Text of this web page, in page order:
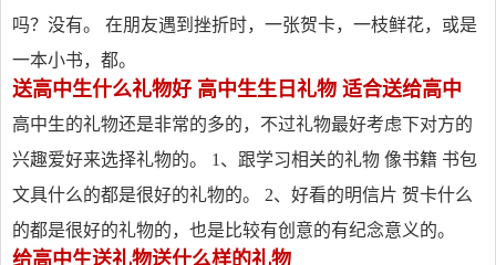
吗？没有。 在朋友遇到挫折时，一张贺卡，一枝鲜花，或是
一本小书，都。
送高中生什么礼物好 高中生生日礼物 适合送给高中
高中生的礼物还是非常的多的，不过礼物最好考虑下对方的
兴趣爱好来选择礼物的。 1、跟学习相关的礼物 像书籍 书包
文具什么的都是很好的礼物的。 2、好看的明信片 贺卡什么
的都是很好的礼物的，也是比较有创意的有纪念意义的。
给高中生送礼物送什么样的礼物